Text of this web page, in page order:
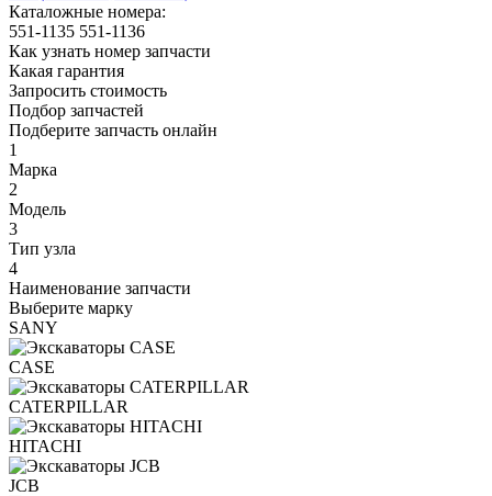
Каталожные номера:
551-1135 551-1136
Как узнать номер запчасти
Какая гарантия
Запросить стоимость
Подбор запчастей
Подберите запчасть онлайн
1
Марка
2
Модель
3
Тип узла
4
Наименование запчасти
Выберите марку
SANY
CASE
CATERPILLAR
HITACHI
JCB